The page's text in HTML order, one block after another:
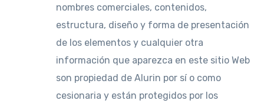
nombres comerciales, contenidos,
estructura, diseño y forma de presentación
de los elementos y cualquier otra
información que aparezca en este sitio Web
son propiedad de Alurin por sí o como
cesionaria y están protegidos por los